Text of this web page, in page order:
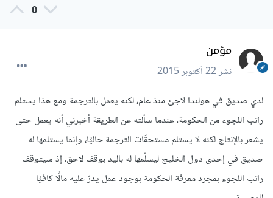
0
مؤمن
نشر22 أكتوبر 2015
لدي صديق في هولندا لاجئ منذ عام، لكنه يعمل بالترجمة ومع هذا يستلم
راتب اللجوء من الحكومة، عندما سألته عن الطريقة أخبرني أنه يعمل حتى
يشعر بالإنتاج لكنه لا يستلم مستحقّات الترجمة حاليًا، وإنما يستلمها له
صديق في إحدى دول الخليج ليسلّمها له باليد بوقف لاحق، إذ سيتوقف
راتب اللجوء بمجرد معرفة الحكومة بوجود عمل يدرّ عليه مالًا كافيًا